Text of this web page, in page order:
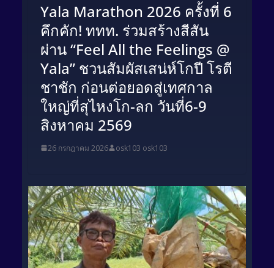
Yala Marathon 2026 ครั้งที่ 6
คึกคัก! ททท. ร่วมสร้างสีสัน
ผ่าน “Feel All the Feelings @
Yala” ชวนสัมผัสเสน่ห์โกปี โรตี
ชาชัก ก่อนต่อยอดสู่เทศกาล
ใหญ่ที่สุไหงโก-ลก​ วันที่6-9
สิงหาคม 2569
26 กรกฎาคม 2026 osk103 osk103